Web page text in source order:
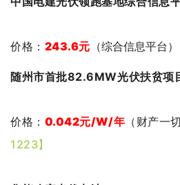
价格： 243.6元 （综合信息平台）
随州市首批82.6MW光伏扶贫项
价格： 0.042元/W/年 （财产一
1223】